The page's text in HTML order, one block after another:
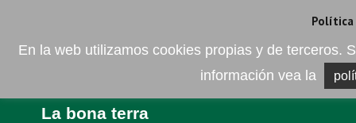
La bona terra
EMPRESA PRODUCTES
Política
En la web utilizamos cookies propias y de terceros.
información vea la